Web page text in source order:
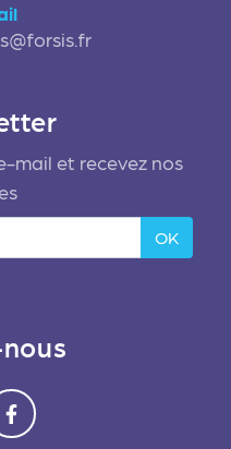
mail et recevez nos
OK